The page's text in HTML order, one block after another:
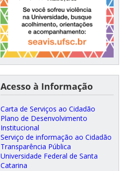
Acesso à Informação
Carta de Serviços ao Cidadão
Plano de Desenvolvimento
Institucional
Serviço de informação ao Cidadão
Transparência Pública
Universidade Federal de Santa
Catarina